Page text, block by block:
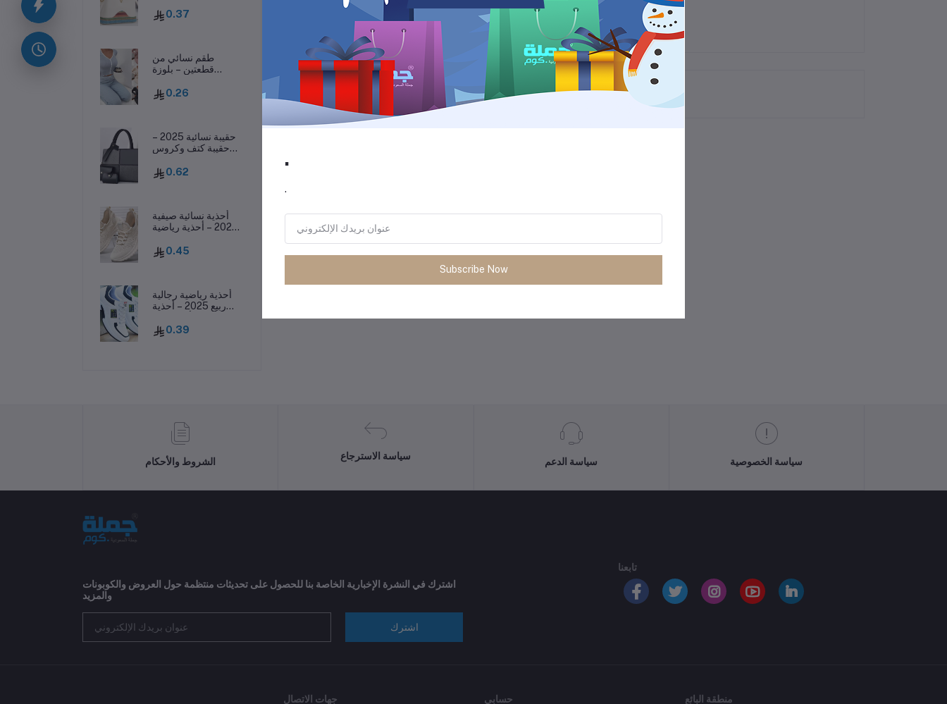
واحد0.37
طقم نسائي من
قطعتين – بلوزة
طويل، ملابس نوم
خريفية
0.26
حقيبة نسائية 2025 –
حقيبة كتف وكروس
كبيرة وأسلوب عصري
0.62
أحذية نسائية صيفية
2025 – أحذية رياضية
وخفيفة تسمح بمرور
الهواء
0.45
أحذية رياضية رجالية
ربيع 2025 – أحذية
سميك وقابلة للتهوية
ومقاومة للانزلاق
0.39
المنتجات التي يتم شراؤها بشكل متكرر
الشروط والأحكام
سياسة الاسترجاع
سياسة الدعم سياسة الخصوصية
اشترك في النشرة الإخبارية الخاصة بنا للحصول على تحديثات منتظمة حول العروض والكوبونات
والمزيد
اشترك
تابعنا
جهات الاتصال حسابي منطقة البائع
.
.
Subscribe Now